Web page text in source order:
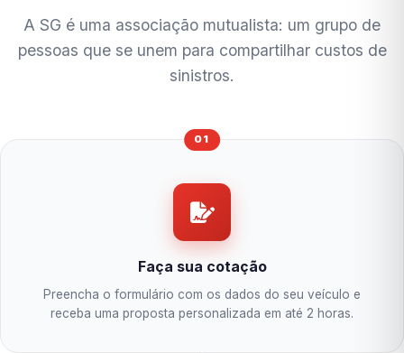
A SG é uma associação mutualista: um grupo de
pessoas que se unem para compartilhar custos de
sinistros.
01
Faça sua cotação
Preencha o formulário com os dados do seu veículo e
receba uma proposta personalizada em até 2 horas.